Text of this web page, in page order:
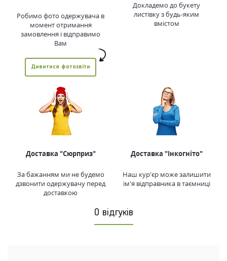
Робимо фото одержувача в
момент отримання
замовлення і відправимо
Вам
Дивитися фотозвіти
Докладемо до букету
листівку з будь-яким
вмістом
Доставка "Сюрприз"
За бажанням ми не будемо
дзвонити одержувачу перед
доставкою
Доставка "Інкогніто"
Наш кур'єр може залишити
ім'я відправника в таємниці
0 відгуків